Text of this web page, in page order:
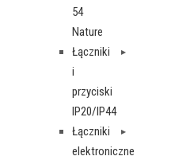
54
Nature
Łączniki
i
przyciski
IP20/IP44
Łączniki
elektroniczne